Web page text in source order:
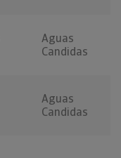
Aguas
Candidas
Aguas
Candidas